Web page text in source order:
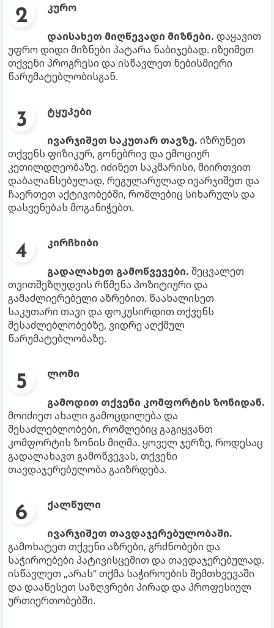
კურო
დაისახეთ მიღწევადი მიზნები. დაყავით
უფრო დიდი მიზნები პატარა ნაბიჯებად. იზეიმეთ
თქვენი პროგრესი და ისწავლეთ ნებისმიერი
წარუმატებლობისგან.
ტყუპები
ივარჯიშეთ საკუთარ თავზე. იზრუნეთ
თქვენს ფიზიკურ, გონებრივ და ემოციურ
კეთილდღეობაზე. იძინეთ საკმარისი, მიირთვით
დაბალანსებულად, რეგულარულად ივარჯიშეთ და
ჩაერთეთ აქტივობებში, რომლებიც სიხარულს და
დასვენებას მოგანიჭებთ.
კირჩხიბი
გადალახეთ გამოწვევები. შეცვალეთ
თვითშეზღუდვის რწმენა პოზიტიური და
გამაძლიერებელი აზრებით. წაახალისეთ
საკუთარი თავი და ფოკუსირდით თქვენს
შესაძლებლობებზე, ვიდრე აღქმულ
წარუმატებლობაზე.
ლომი
გამოდით თქვენი კომფორტის ზონიდან.
მოიძიეთ ახალი გამოცდილება და
შესაძლებლობები, რომლებიც გაგიყვანთ
კომფორტის ზონის მიღმა. ყოველ ჯერზე, როდესაც
გადალახავთ გამოწვევას, თქვენი
თავდაჯერებულობა გაიზრდება.
ქალწული
ივარჯიშეთ თავდაჯერებულობაში.
გამოხატეთ თქვენი აზრები, გრძნობები და
საჭიროებები პატივისცემით და თავდაჯერებულად.
ისწავლეთ „არას“ თქმა საჭიროების შემთხვევაში
და დააწესეთ საზღვრები პირად და პროფესიულ
ურთიერთობებში.